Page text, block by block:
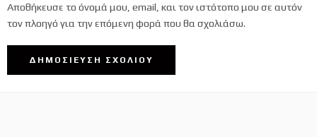
Αποθήκευσε το όνομά μου, email, και τον ιστότοπο μου σε αυτόν
τον πλοηγό για την επόμενη φορά που θα σχολιάσω.